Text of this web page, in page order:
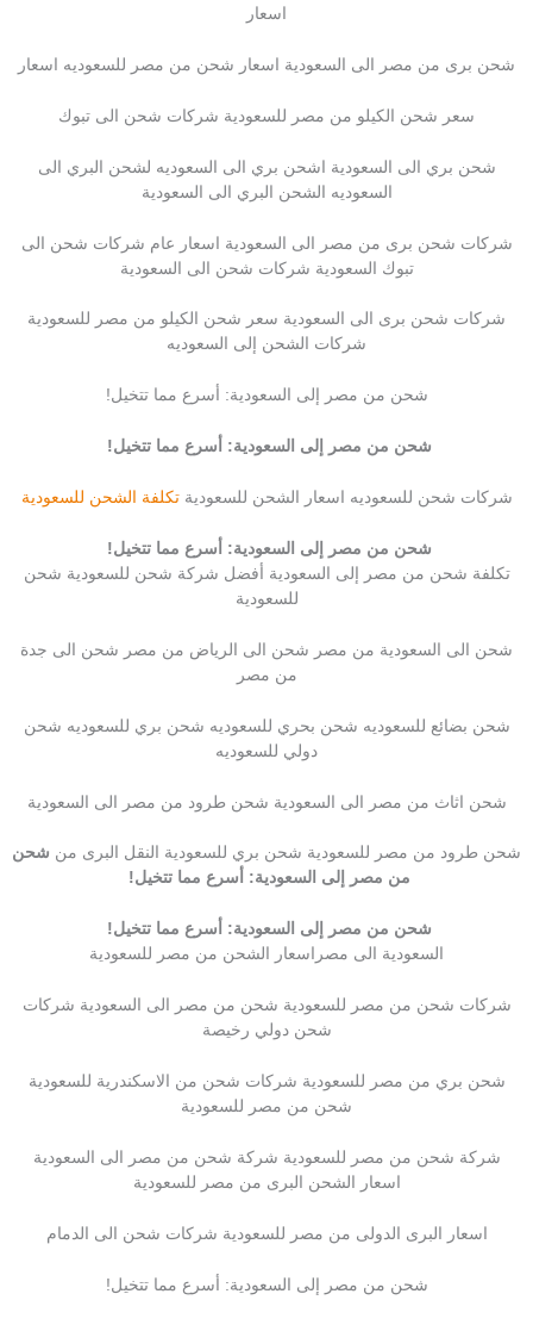
اسعار
شحن برى من مصر الى السعودية اسعار شحن من مصر للسعوديه اسعار
سعر شحن الكيلو من مصر للسعودية شركات شحن الى تبوك
شحن بري الى السعودية اشحن بري الى السعوديه لشحن البري الى
السعوديه الشحن البري الى السعودية
شركات شحن برى من مصر الى السعودية اسعار عام شركات شحن الى
تبوك السعودية شركات شحن الى السعودية
شركات شحن برى الى السعودية سعر شحن الكيلو من مصر للسعودية
شركات الشحن إلى السعوديه
شحن من مصر إلى السعودية: أسرع مما تتخيل!
شحن من مصر إلى السعودية: أسرع مما تتخيل!
شركات شحن للسعوديه اسعار الشحن للسعوديةتكلفة الشحن للسعودية
شحن من مصر إلى السعودية: أسرع مما تتخيل!
تكلفة شحن من مصر إلى السعودية أفضل شركة شحن للسعودية شحن
للسعودية
شحن الى السعودية من مصر شحن الى الرياض من مصر شحن الى جدة
من مصر
شحن بضائع للسعوديه شحن بحري للسعوديه شحن بري للسعوديه شحن
دولي للسعوديه
شحن اثاث من مصر الى السعودية شحن طرود من مصر الى السعودية
شحن طرود من مصر للسعودية شحن بري للسعودية النقل البرى من شحن
من مصر إلى السعودية: أسرع مما تتخيل!
شحن من مصر إلى السعودية: أسرع مما تتخيل!
السعودية الى مصراسعار الشحن من مصر للسعودية
شركات شحن من مصر للسعودية شحن من مصر الى السعودية شركات
شحن دولي رخيصة
شحن بري من مصر للسعودية شركات شحن من الاسكندرية للسعودية
شحن من مصر للسعودية
شركة شحن من مصر للسعودية شركة شحن من مصر الى السعودية
اسعار الشحن البرى من مصر للسعودية
اسعار البرى الدولى من مصر للسعودية شركات شحن الى الدمام
شحن من مصر إلى السعودية: أسرع مما تتخيل!